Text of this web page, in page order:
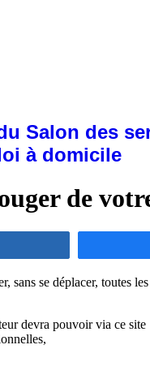
Salon des
à domicile
de
se déplacer, toutes
devra pouvoir via ce site